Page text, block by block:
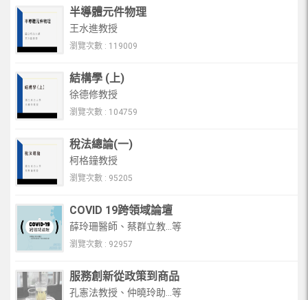
半導體元件物理
王水進教授
瀏覽次數 : 119009
結構學 (上)
徐德修教授
瀏覽次數 : 104759
稅法總論(一)
柯格鐘教授
瀏覽次數 : 95205
COVID 19跨領域論壇
薛玲珊醫師、蔡群立教...等
瀏覽次數 : 92957
服務創新從政策到商品
孔憲法教授、仲曉玲助...等